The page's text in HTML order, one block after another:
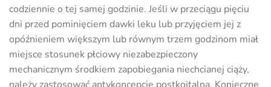
codziennie o tej samej godzinie. Jeśli w przeciągu pięciu
dni przed pominięciem dawki leku lub przyjęciem jej z
opóźnieniem większym lub równym trzem godzinom miał
miejsce stosunek płciowy niezabezpieczony
mechanicznym środkiem zapobiegania niechcianej ciąży,